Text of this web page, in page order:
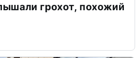
грохот, похожий